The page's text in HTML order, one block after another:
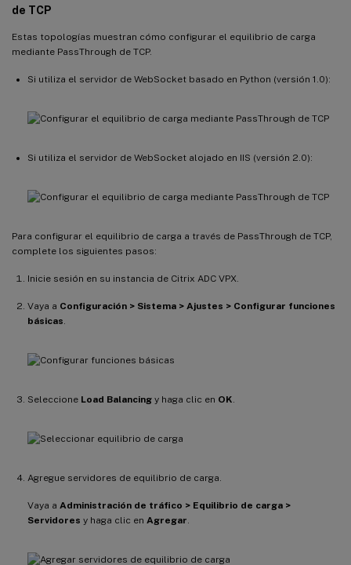
de TCP
Estas topologías muestran cómo configurar el equilibrio de carga
mediante PassThrough de TCP.
Si utiliza el servidor de WebSocket basado en Python (versión 1.0):
Si utiliza el servidor de WebSocket alojado en IIS (versión 2.0):
Para configurar el equilibrio de carga a través de PassThrough de TCP,
complete los siguientes pasos:
Inicie sesión en su instancia de Citrix ADC VPX.
Vaya a Configuración > Sistema > Ajustes > Configurar funciones
básicas
Seleccione Load Balancing y haga clic en OK
Agregue servidores de equilibrio de carga.
Vaya a Administración de tráfico > Equilibrio de carga >
Servidores y haga clic en Agregar